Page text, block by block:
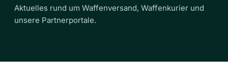
Verpackung
Aktuelles rund um Waffenversand, Waffenkurier und
unsere Partnerportale.